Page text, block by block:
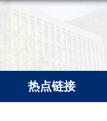
热点链接